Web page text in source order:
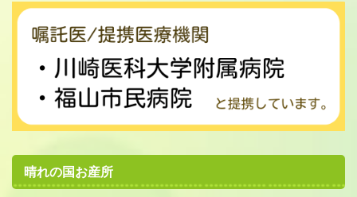
晴れの国お産所